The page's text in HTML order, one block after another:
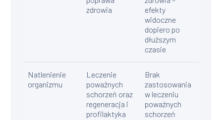
zdrowia
efekty
widoczne
dopiero po
dłuższym
czasie
Natlenienie
organizmu
Leczenie
poważnych
schorzeń oraz
regeneracja i
profilaktyka
Brak
zastosowania
w leczeniu
poważnych
schorzeń